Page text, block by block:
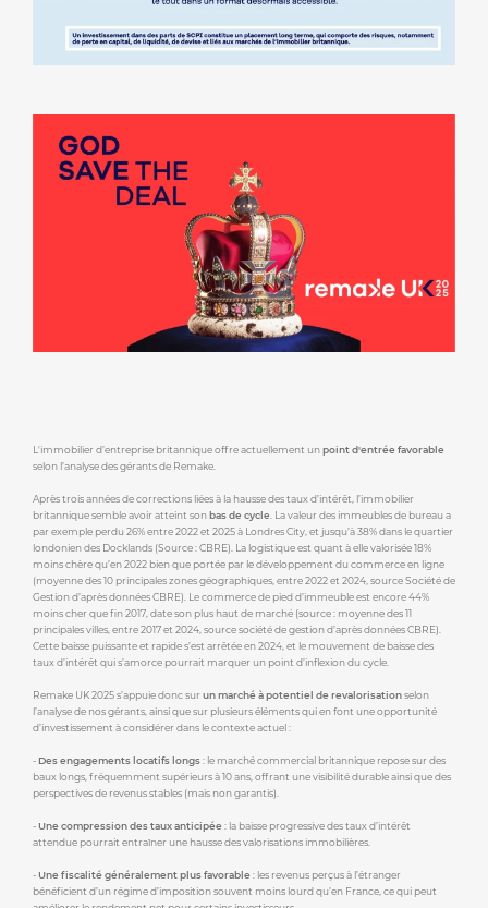
L'immobilier d’entreprise britannique offre actuellement unpoint d'entrée favorable
selon l’analyse des gérants de Remake.
Après trois années de corrections liées à la hausse des taux d’intérêt, l’immobilier
britannique semble avoir atteint sonbas de cycle. La valeur des immeubles de bureau a
par exemple perdu 26% entre 2022 et 2025 à Londres City, et jusqu’à 38% dans le quartier
londonien des Docklands (Source : CBRE). La logistique est quant à elle valorisée 18%
moins chère qu’en 2022 bien que portée par le développement du commerce en ligne
(moyenne des 10 principales zones géographiques, entre 2022 et 2024, source Société de
Gestion d’après données CBRE). Le commerce de pied d’immeuble est encore 44%
moins cher que fin 2017, date son plus haut de marché (source : moyenne des 11
principales villes, entre 2017 et 2024, source société de gestion d’après données CBRE).
Cette baisse puissante et rapide s’est arrêtée en 2024, et le mouvement de baisse des
taux d’intérêt qui s’amorce pourrait marquer un point d’inflexion du cycle.
Remake UK 2025 s’appuie donc surun marché à potentiel de revalorisationselon
l’analyse de nos gérants, ainsi que sur plusieurs éléments qui en font une opportunité
d’investissement à considérer dans le contexte actuel :
- Des engagements locatifs longs: le marché commercial britannique repose sur des
baux longs, fréquemment supérieurs à 10 ans, offrant une visibilité durable ainsi que des
perspectives de revenus stables (mais non garantis).
-Une compression des taux anticipée: la baisse progressive des taux d’intérêt
attendue pourrait entraîner une hausse des valorisations immobilières.
-Une fiscalité généralement plus favorable: les revenus perçus à l’étranger
bénéficient d’un régime d’imposition souvent moins lourd qu’en France, ce qui peut